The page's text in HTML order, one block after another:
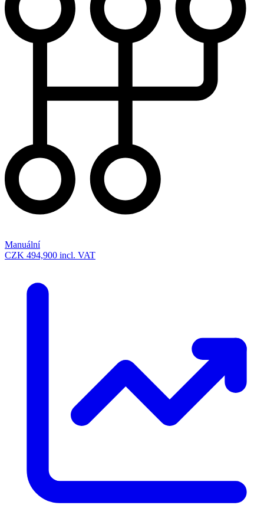
Manuální
CZK 494,900 incl. VAT